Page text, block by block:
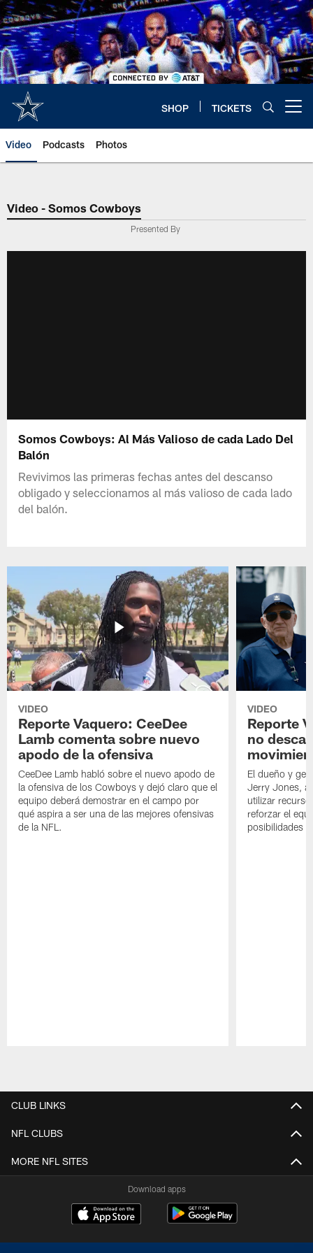
Skip
to
main
content
SHOP TICKETS
Video Podcasts Photos
Video - Somos Cowboys
Presented By
Somos Cowboys: Al Más Valioso de cada Lado Del
Balón
Revivimos las primeras fechas antes del descanso
obligado y seleccionamos al más valioso de cada lado
del balón.
VIDEO
Reporte Vaquero: CeeDee
Lamb comenta sobre nuevo
apodo de la ofensiva
CeeDee Lamb habló sobre el nuevo apodo de
la ofensiva de los Cowboys y dejó claro que el
equipo deberá demostrar en el campo por
qué aspira a ser una de las mejores ofensivas
de la NFL.
VIDEO
Reporte
no
El dueño y
Jerry Jones,
utilizar
reforzar el
posibilidades
CLUB LINKS
NFL CLUBS
MORE NFL SITES
Download apps